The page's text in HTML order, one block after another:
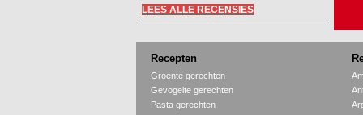
LEES ALLE RECENSIES
Recepten
Groente gerechten
Gevogelte gerechten
Pasta gerechten